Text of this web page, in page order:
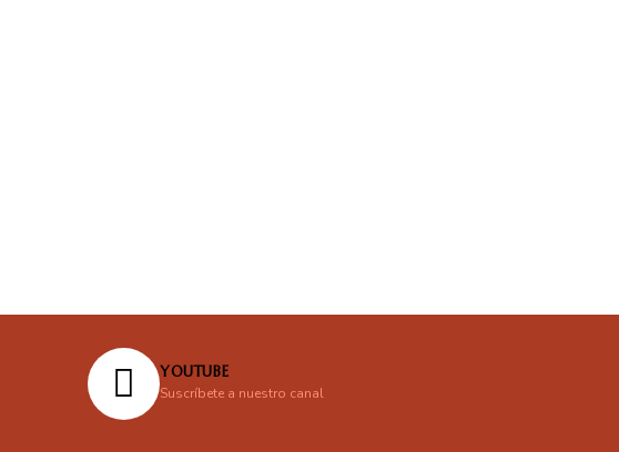
YOUTUBE
Suscríbete a nuestro canal